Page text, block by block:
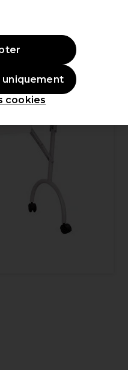
cookies
uniquement